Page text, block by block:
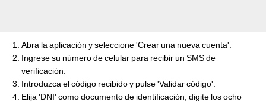
Abra la aplicación y seleccione 'Crear una nueva cuenta'.
Ingrese su número de celular para recibir un SMS de
verificación.
Introduzca el código recibido y pulse 'Validar código'.
Elija 'DNI' como documento de identificación, digite los ocho